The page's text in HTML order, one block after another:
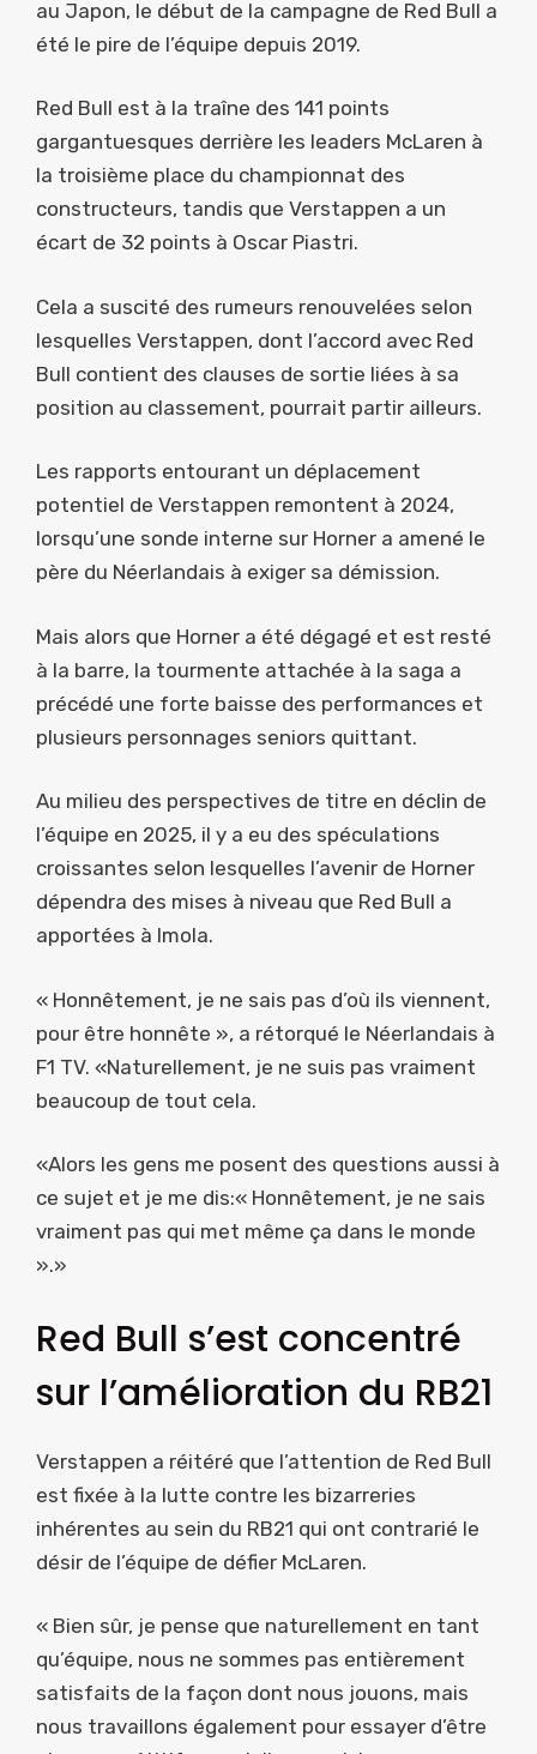
au Japon, le début de la campagne de Red Bull a
été le pire de l’équipe depuis 2019.
Red Bull est à la traîne des 141 points
gargantuesques derrière les leaders McLaren à
la troisième place du championnat des
constructeurs, tandis que Verstappen a un
écart de 32 points à Oscar Piastri.
Cela a suscité des rumeurs renouvelées selon
lesquelles Verstappen, dont l’accord avec Red
Bull contient des clauses de sortie liées à sa
position au classement, pourrait partir ailleurs.
Les rapports entourant un déplacement
potentiel de Verstappen remontent à 2024,
lorsqu’une sonde interne sur Horner a amené le
père du Néerlandais à exiger sa démission.
Mais alors que Horner a été dégagé et est resté
à la barre, la tourmente attachée à la saga a
précédé une forte baisse des performances et
plusieurs personnages seniors quittant.
Au milieu des perspectives de titre en déclin de
l’équipe en 2025, il y a eu des spéculations
croissantes selon lesquelles l’avenir de Horner
dépendra des mises à niveau que Red Bull a
apportées à Imola.
« Honnêtement, je ne sais pas d’où ils viennent,
pour être honnête », a rétorqué le Néerlandais à
F1 TV. «Naturellement, je ne suis pas vraiment
beaucoup de tout cela.
«Alors les gens me posent des questions aussi à
ce sujet et je me dis:« Honnêtement, je ne sais
vraiment pas qui met même ça dans le monde
».»
Red Bull s’est concentré
sur l’amélioration du RB21
Verstappen a réitéré que l’attention de Red Bull
est fixée à la lutte contre les bizarreries
inhérentes au sein du RB21 qui ont contrarié le
désir de l’équipe de défier McLaren.
« Bien sûr, je pense que naturellement en tant
qu’équipe, nous ne sommes pas entièrement
satisfaits de la façon dont nous jouons, mais
nous travaillons également pour essayer d’être